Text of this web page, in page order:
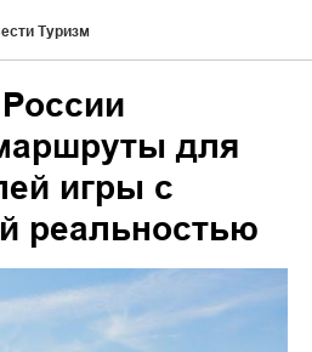
Туризм
для
игры с
реальностью